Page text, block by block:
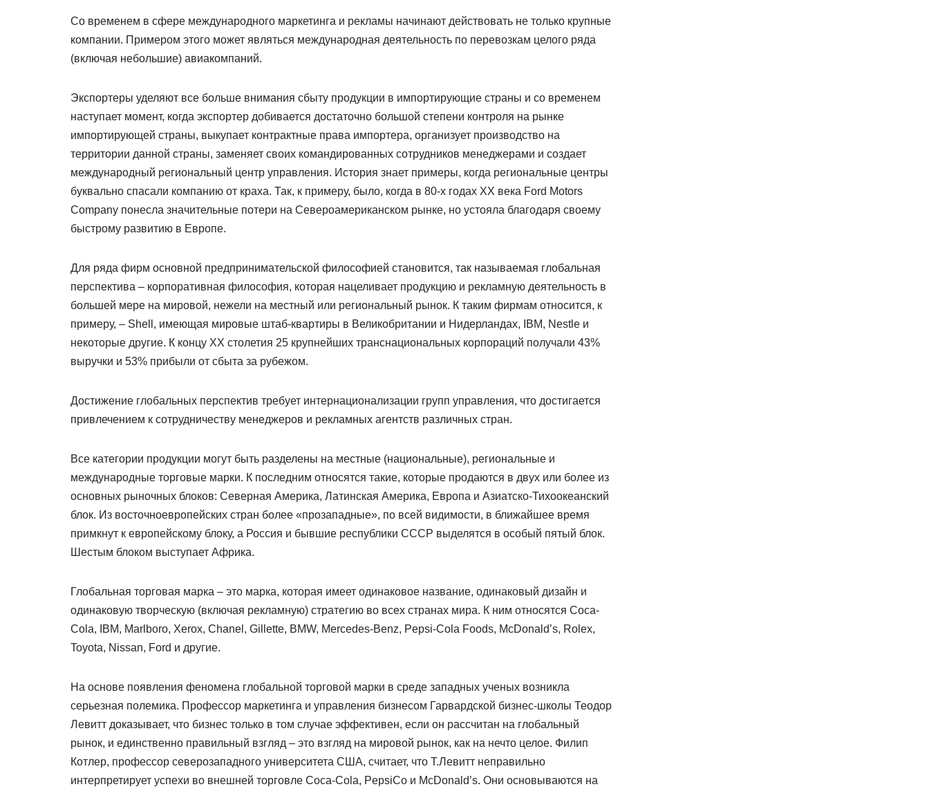
Со временем в сфере международного маркетинга и рекламы начинают действовать не только крупные
компании. Примером этого может являться международная деятельность по перевозкам целого ряда
(включая небольшие) авиакомпаний.
Экспортеры уделяют все больше внимания сбыту продукции в импортирующие страны и со временем
наступает момент, когда экспортер добивается достаточно большой степени контроля на рынке
импортирующей страны, выкупает контрактные права импортера, организует производство на
территории данной страны, заменяет своих командированных сотрудников менеджерами и создает
международный региональный центр управления. История знает примеры, когда региональные центры
буквально спасали компанию от краха. Так, к примеру, было, когда в 80-х годах ХХ века Ford Motors
Company понесла значительные потери на Североамериканском рынке, но устояла благодаря своему
быстрому развитию в Европе.
Для ряда фирм основной предпринимательской философией становится, так называемая глобальная
перспектива – корпоративная философия, которая нацеливает продукцию и рекламную деятельность в
большей мере на мировой, нежели на местный или региональный рынок. К таким фирмам относится, к
примеру, – Shell, имеющая мировые штаб-квартиры в Великобритании и Нидерландах, IBM, Nestle и
некоторые другие. К концу ХХ столетия 25 крупнейших транснациональных корпораций получали 43%
выручки и 53% прибыли от сбыта за рубежом.
Достижение глобальных перспектив требует интернационализации групп управления, что достигается
привлечением к сотрудничеству менеджеров и рекламных агентств различных стран.
Все категории продукции могут быть разделены на местные (национальные), региональные и
международные торговые марки. К последним относятся такие, которые продаются в двух или более из
основных рыночных блоков: Северная Америка, Латинская Америка, Европа и Азиатско-Тихоокеанский
блок. Из восточноевропейских стран более «прозападные», по всей видимости, в ближайшее время
примкнут к европейскому блоку, а Россия и бывшие республики СССР выделятся в особый пятый блок.
Шестым блоком выступает Африка.
Глобальная торговая марка – это марка, которая имеет одинаковое название, одинаковый дизайн и
одинаковую творческую (включая рекламную) стратегию во всех странах мира. К ним относятся Coca-
Cola, IBM, Marlboro, Xerox, Chanel, Gillette, BMW, Mercedes-Benz, Pepsi-Cola Foods, McDonald’s, Rolex,
Toyota, Nissan, Ford и другие.
На основе появления феномена глобальной торговой марки в среде западных ученых возникла
серьезная полемика. Профессор маркетинга и управления бизнесом Гарвардской бизнес-школы Теодор
Левитт доказывает, что бизнес только в том случае эффективен, если он рассчитан на глобальный
рынок, и единственно правильный взгляд – это взгляд на мировой рынок, как на нечто целое. Филип
Котлер, профессор северозападного университета США, считает, что Т.Левитт неправильно
интерпретирует успехи во внешней торговле Coca-Cola, PepsiCo и McDonald’s. Они основываются на